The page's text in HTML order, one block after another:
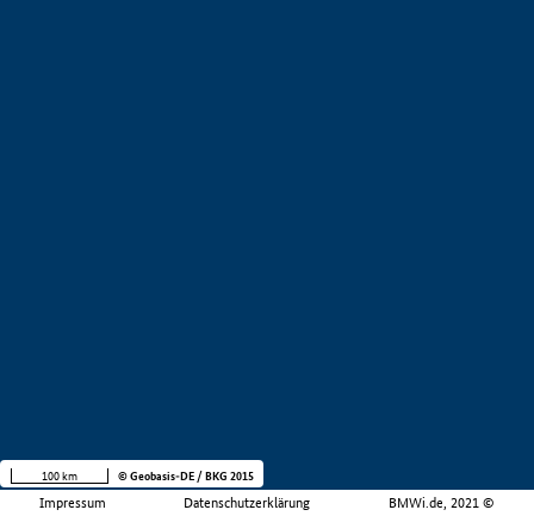
Impressum Datenschutzerklärung BMWi.de, 2021 ©
100 km © Geobasis-DE / BKG 2015